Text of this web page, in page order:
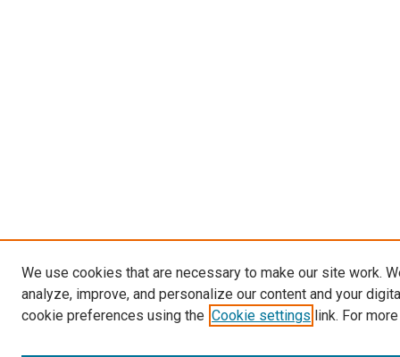
We use cookies that are necessary to make our site work.
analyze, improve, and personalize our content and your
cookie preferences using the Cookie settings link. For